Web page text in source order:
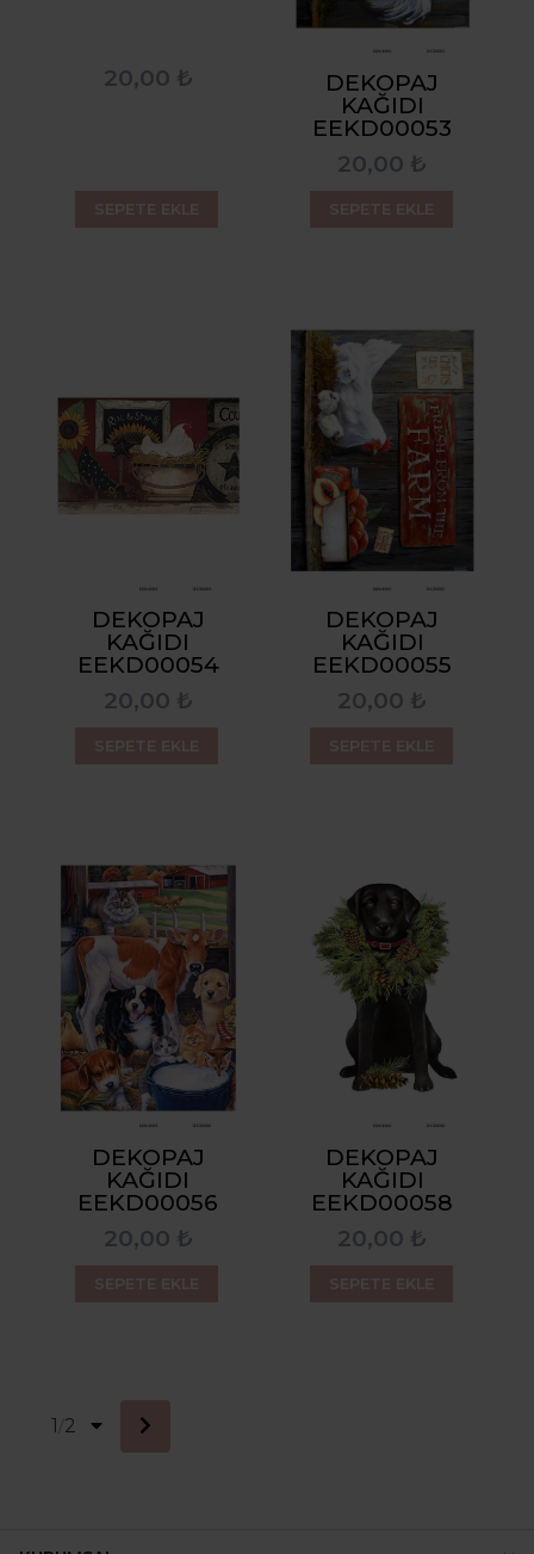
20,00 ₺ DEKOPAJ
KAĞIDI
EEKD00053
20,00 ₺
DEKOPAJ
KAĞIDI
EEKD00054
20,00 ₺
DEKOPAJ
KAĞIDI
EEKD00055
20,00 ₺
DEKOPAJ
KAĞIDI
EEKD00056
20,00 ₺
DEKOPAJ
KAĞIDI
EEKD00058
20,00 ₺
1 /2